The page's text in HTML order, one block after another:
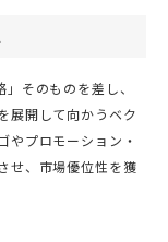
そのものを差し、
展開して向かうベク
やプロモーション・
せ、市場優位性を獲